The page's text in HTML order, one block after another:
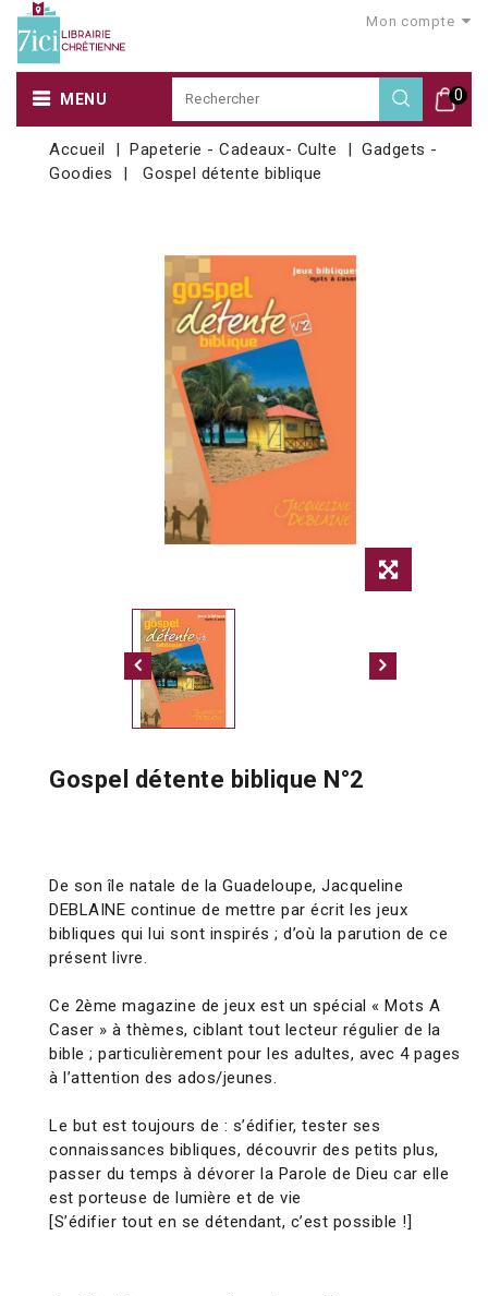
Mon compte
0
MENU
Accueil Papeterie - Cadeaux- Culte
Gadgets -
Goodies
Gospel détente biblique
Gospel détente biblique N°2
De son île natale de la Guadeloupe, Jacqueline
DEBLAINE continue de mettre par écrit les jeux
bibliques qui lui sont inspirés ; d’où la parution de ce
présent livre.
Ce 2ème magazine de jeux est un spécial « Mots A
Caser » à thèmes, ciblant tout lecteur régulier de la
bible ; particulièrement pour les adultes, avec 4 pages
à l’attention des ados/jeunes.
Le but est toujours de : s’édifier, tester ses
connaissances bibliques, découvrir des petits plus,
passer du temps à dévorer la Parole de Dieu car elle
est porteuse de lumière et de vie
[S’édifier tout en se détendant, c’est possible !]